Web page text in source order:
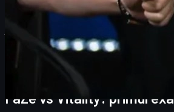
În astfel de momente se vede cu
în rundele cheie, traseul lor prin Lower
Meciurile decisive au fost împotriva
teste, dar modul în care s-a întâmplat
FaZe vs Vitality: primul